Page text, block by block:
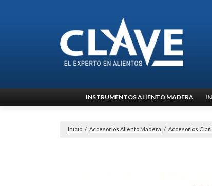
al
INSTRUMENTOS ALIENTO MADERA
Inicio / Accesorios Aliento Madera / Accesorios